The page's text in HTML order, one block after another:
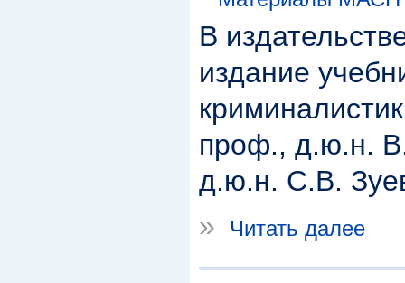
В
издание
проф., д.ю.н.
д.ю.н. С.В.
»
Читать далее